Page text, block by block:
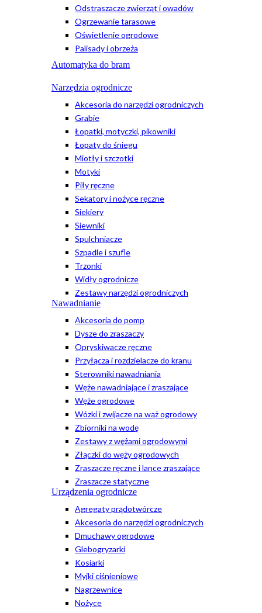
Odstraszacze zwierząt i owadów
Ogrzewanie tarasowe
Oświetlenie ogrodowe
Palisady i obrzeża
Automatyka do bram
Narzędzia ogrodnicze
Akcesoria do narzędzi ogrodniczych
Grabie
Łopatki, motyczki, pikowniki
Łopaty do śniegu
Miotły i szczotki
Motyki
Piły ręczne
Sekatory i nożyce ręczne
Siekiery
Siewniki
Spulchniacze
Szpadle i szufle
Trzonki
Widły ogrodnicze
Zestawy narzędzi ogrodniczych
Nawadnianie
Akcesoria do pomp
Dysze do zraszaczy
Opryskiwacze ręczne
Przyłącza i rozdzielacze do kranu
Sterowniki nawadniania
Węże nawadniające i zraszające
Węże ogrodowe
Wózki i zwijacze na wąż ogrodowy
Zbiorniki na wodę
Zestawy z wężami ogrodowymi
Złączki do węży ogrodowych
Zraszacze ręczne i lance zraszające
Zraszacze statyczne
Urządzenia ogrodnicze
Agregaty prądotwórcze
Akcesoria do narzędzi ogrodniczych
Dmuchawy ogrodowe
Glebogryzarki
Kosiarki
Myjki ciśnieniowe
Nagrzewnice
Nożyce